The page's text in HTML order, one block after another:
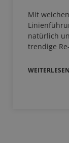
Mit
natürlich
trendige